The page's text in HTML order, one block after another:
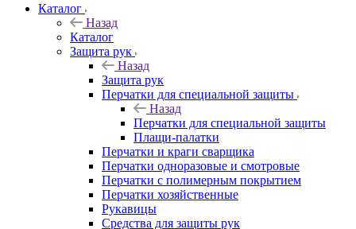
Каталог
Назад
Каталог
Защита рук
Назад
Защита рук
Перчатки для специальной защиты
Назад
Перчатки для специальной защиты
Плащи-палатки
Перчатки и краги сварщика
Перчатки одноразовые и смотровые
Перчатки с полимерным покрытием
Перчатки хозяйственные
Рукавицы
Средства для защиты рук